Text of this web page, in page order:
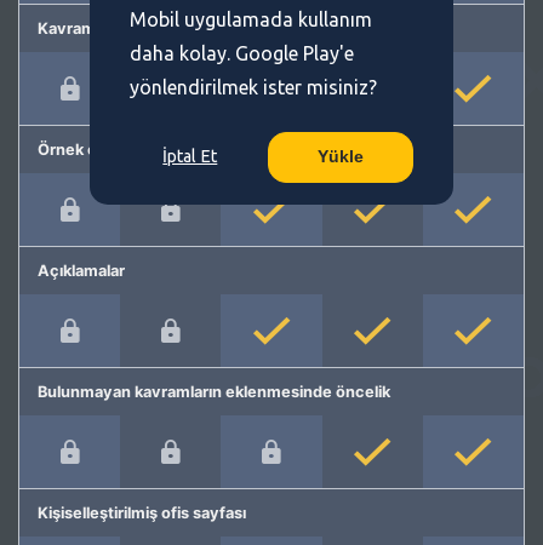
Kavram önerme
Örnek cümleler
Açıklamalar
Bulunmayan kavramların eklenmesinde öncelik
Kişiselleştirilmiş ofis sayfası
Mobil uygulamada kullanım
daha kolay. Google Play'e
yönlendirilmek ister misiniz?
İptal Et Yükle